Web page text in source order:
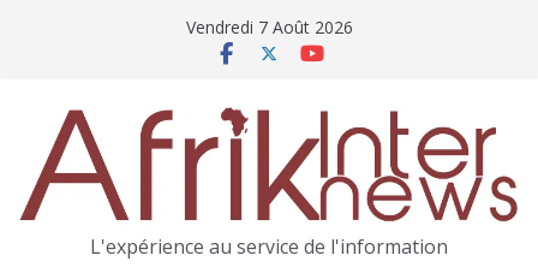
Vendredi 7 Août 2026
L'expérience au service de l'information